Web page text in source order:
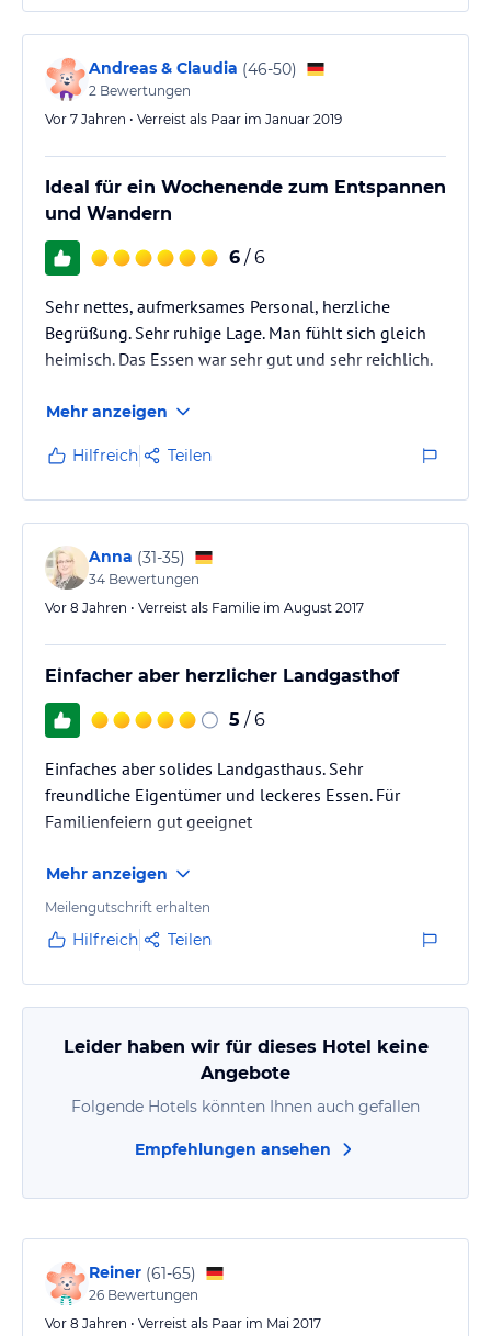
Andreas & Claudia (46-50)
2 Bewertungen
Vor 7 Jahren • Verreist als Paar im Januar 2019
Ideal für ein Wochenende zum Entspannen
und Wandern
6 / 6
Sehr nettes, aufmerksames Personal, herzliche
Begrüßung. Sehr ruhige Lage. Man fühlt sich gleich
heimisch. Das Essen war sehr gut und sehr reichlich.
Mehr anzeigen
Hilfreich Teilen
Anna (31-35)
34 Bewertungen
Vor 8 Jahren • Verreist als Familie im August 2017
Einfacher aber herzlicher Landgasthof
5 / 6
Einfaches aber solides Landgasthaus. Sehr
freundliche Eigentümer und leckeres Essen. Für
Familienfeiern gut geeignet
Mehr anzeigen
Meilengutschrift erhalten
Hilfreich Teilen
Leider haben wir für dieses Hotel keine
Angebote
Folgende Hotels könnten Ihnen auch gefallen
Empfehlungen ansehen
Reiner (61-65)
26 Bewertungen
Vor 8 Jahren • Verreist als Paar im Mai 2017